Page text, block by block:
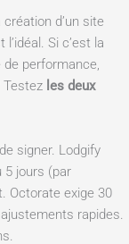
d’un site
Si c’est la
de performance,
Testez les deux
signer. Lodgify
5 jours (par
Octorate exige 30
rapides.